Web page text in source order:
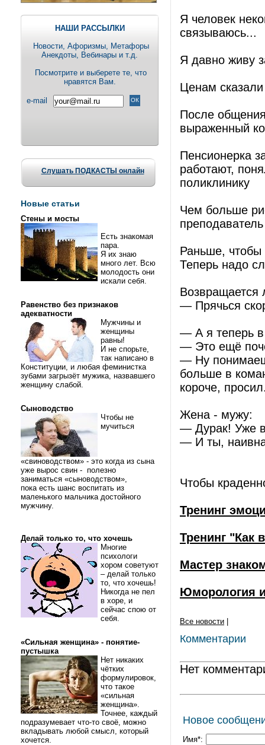
НАШИ РАССЫЛКИ
Новости, Aфоризмы, Метафоры
Анекдоты, Вебинары и т.д.
Посмотрите и выберете те, что
нравятся Вам.
e-mail
Слушать ПОДКАСТЫ онлайн
Новые статьи
Стены и мосты
Есть знакомая
пара.
Я их знаю
много лет. Всю
молодость они
искали себя.
Равенство без признаков
адекватности
Мужчины и
женщины
равны!
И не спорьте,
так написано в
Конституции, и любая феминистка
зубами загрызёт мужика, назвавшего
женщину слабой.
Сыноводство
Чтобы не
мучиться
«свиноводством» - это когда из сына
уже вырос свин - полезно
заниматься «сыноводством»,
пока есть шанс воспитать из
маленького мальчика достойного
мужчину.
Делай только то, что хочешь
Многие
психологи
хором советуют
– делай только
то, что хочешь!
Никогда не пел
в хоре, и
сейчас спою от
себя.
«Сильная женщина» - понятие-
пустышка
Нет никаких
чётких
формулировок,
что такое
«сильная
женщина».
Точнее, каждый
подразумевает что-то своё, можно
вкладывать любой смысл, который
хочется.
Я человек
связываюсь...
Я давно живу
Ценам
После
выраженный
Пенсионерка
работают,
поликлинику
Чем больше
преподаватель
Раньше, чтобы
Теперь надо
— Прячься
— А я теперь в
— Это ещё
— Ну
больше в
короче,
Жена - мужу:
— Дурак! Уже
— И ты,
Чтобы
Тренинг
Тренинг "Как
Мастер
Юморология
Все новости
Комментарии
Нет
Новое
Имя*: